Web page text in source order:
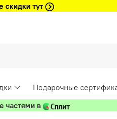
скидки тут
Подарочные
частями в